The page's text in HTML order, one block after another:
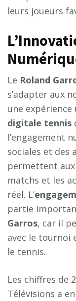
leurs joueurs
Le Roland
s’adapter aux
une expérience
digitale tennis
l’engagement
sociales et des
permettent
matchs et les
réel. L’
partie
Garros, car il
avec le tournoi
le tennis.
Les chiffres de
Télévisions a